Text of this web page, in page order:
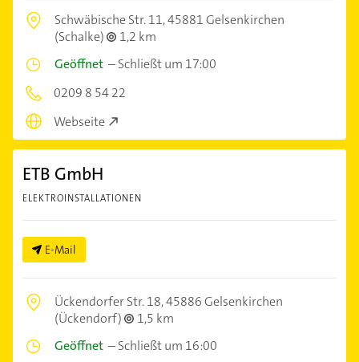
Schwäbische Str. 11,45881 Gelsenkirchen
(Schalke)
1,2 km
Geöffnet –Schließt um 17:00
0209 8 54 22
Webseite
ETB GmbH
ELEKTROINSTALLATIONEN
E-Mail
Ückendorfer Str. 18,45886 Gelsenkirchen
(Ückendorf)
1,5 km
Geöffnet –Schließt um 16:00